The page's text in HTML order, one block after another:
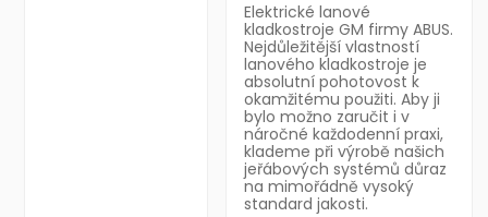
Elektrické lanové
kladkostroje GM firmy ABUS.
Nejdůležitější vlastností
lanového kladkostroje je
absolutní pohotovost k
okamžitému použiti. Aby ji
bylo možno zaručit i v
náročné každodenní praxi,
klademe při výrobě našich
jeřábových systémů důraz
na mimořádně vysoký
standard jakosti.